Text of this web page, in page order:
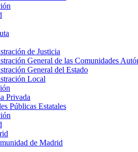
de Justicia
General de las Comunidades
General del Estado
Local
Privada
Públicas Estatales
de Madrid